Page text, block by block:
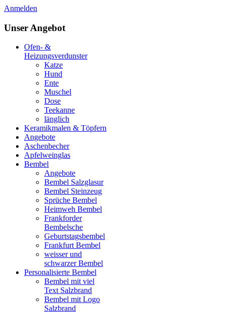
Anmelden
Unser Angebot
Ofen- &
Heizungsverdunster
Katze
Hund
Ente
Muschel
Dose
Teekanne
länglich
Keramikmalen & Töpfern
Angebote
Aschenbecher
Apfelweinglas
Bembel
Angebote
Bembel Salzglasur
Bembel Steinzeug
Sprüche Bembel
Heimweh Bembel
Frankforder
Bembelsche
Geburtstagsbembel
Frankfurt Bembel
weisser und
schwarzer Bembel
Personalisierte Bembel
Bembel mit viel
Text Salzbrand
Bembel mit Logo
Salzbrand